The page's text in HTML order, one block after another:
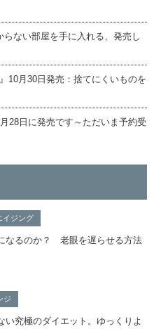
ない部屋を手に入れる、発売し
10月30日発売：捨てにくいものを
28日に発売です～ただいま予約受
イジング
なるのか？ 老眼を遅らせる方法
ジ
い究極のダイエット。ゆっくりよ